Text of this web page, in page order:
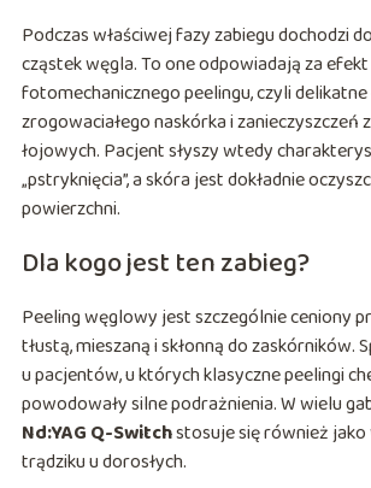
Podczas właściwej fazy zabiegu dochodzi
cząstek węgla. To one odpowiadają za efekt
fotomechanicznego peelingu, czyli
zrogowaciałego naskórka i zanieczyszczeń
łojowych. Pacjent słyszy wtedy
„pstryknięcia”, a skóra jest dokładnie
powierzchni.
Dla kogo jest ten zabieg?
Peeling węglowy jest szczególnie ceniony
tłustą, mieszaną i skłonną do zaskórników.
u pacjentów, u których klasyczne peelingi
powodowały silne podrażnienia. W wielu
Nd:YAG Q-Switchstosuje się również
trądziku u dorosłych.